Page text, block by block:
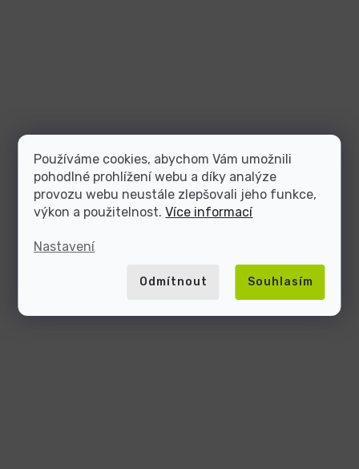
Používáme cookies, abychom Vám umožnili
pohodlné prohlížení webu a díky analýze
provozu webu neustále zlepšovali jeho funkce,
výkon a použitelnost.Více informací
Nastavení
Odmítnout Souhlasím